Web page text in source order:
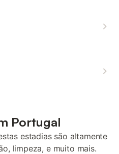
Portugal
estadias são altamente
limpeza, e muito mais.